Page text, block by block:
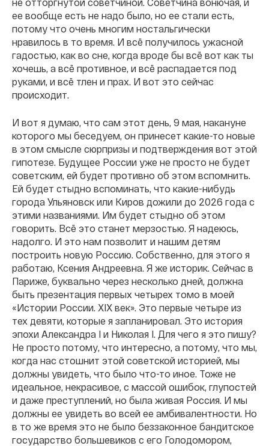
ее вообще есть не надо было, но ее стали есть,
потому что очень многим ностальгически
нравилось в то время. И всё получилось ужасной
гадостью, как во сне, когда вроде бы всё вот как ты
хочешь, а всё противное, и всё распадается под
руками, и всё тлен и прах. И вот это сейчас
происходит.
И вот я думаю, что сам этот день, 9 мая, накануне
которого мы беседуем, он принесет какие-то новые
в этом смысле сюрпризы и подтверждения вот этой
гипотезе. Будущее России уже не просто не будет
советским, ей будет противно об этом вспомнить.
Ей будет стыдно вспоминать, что какие-нибудь
города Ульяновск или Киров дожили до 2026 года с
этими названиями. Им будет стыдно об этом
говорить. Всё это станет мерзостью. Я надеюсь,
надолго. И это нам позволит и нашим детям
построить новую Россию. Собственно, для этого я
работаю, Ксения Андреевна. Я же историк. Сейчас в
Париже, буквально через несколько дней, должна
быть презентация первых четырех томо в моей
«Истории России. XIX век». Это первые четыре из
тех девяти, которые я запланировал. Это история
эпохи Александра I и Николая I. Для чего я это пишу?
Не просто потому, что интересно, а потому, что мы,
когда нас стошнит этой советской историей, мы
должны увидеть, что было что-то иное. Тоже не
идеальное, некрасивое, с массой ошибок, глупостей
и даже преступлений, но была живая Россия. И мы
должны ее увидеть во всей ее амбивалентности. Но
в то же время это не было беззаконное бандитское
государство большевиков с его Голодомором,